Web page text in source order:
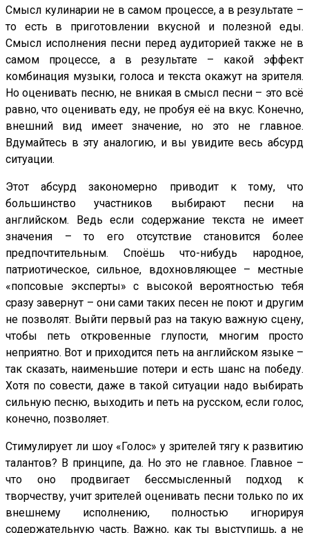
Смысл кулинарии не в самом процессе, а в результате –
то есть в приготовлении вкусной и полезной еды.
Смысл исполнения песни перед аудиторией также не в
самом процессе, а в результате – какой эффект
комбинация музыки, голоса и текста окажут на зрителя.
Но оценивать песню, не вникая в смысл песни – это всё
равно, что оценивать еду, не пробуя её на вкус. Конечно,
внешний вид имеет значение, но это не главное.
Вдумайтесь в эту аналогию, и вы увидите весь абсурд
ситуации.
Этот абсурд закономерно приводит к тому, что
большинство участников выбирают песни на
английском. Ведь если содержание текста не имеет
значения – то его отсутствие становится более
предпочтительным. Споёшь что-нибудь народное,
патриотическое, сильное, вдохновляющее – местные
«попсовые эксперты» с высокой вероятностью тебя
сразу завернут – они сами таких песен не поют и другим
не позволят. Выйти первый раз на такую важную сцену,
чтобы петь откровенные глупости, многим просто
неприятно. Вот и приходится петь на английском языке –
так сказать, наименьшие потери и есть шанс на победу.
Хотя по совести, даже в такой ситуации надо выбирать
сильную песню, выходить и петь на русском, если голос,
конечно, позволяет.
Стимулирует ли шоу «Голос» у зрителей тягу к развитию
талантов? В принципе, да. Но это не главное. Главное –
что оно продвигает бессмысленный подход к
творчеству, учит зрителей оценивать песни только по их
внешнему исполнению, полностью игнорируя
содержательную часть. Важно, как ты выступишь, а не